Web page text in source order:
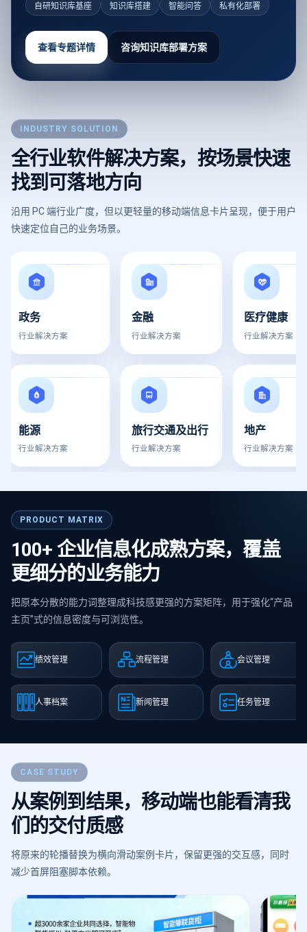
自研知识库基座 知识库搭建 智能问答 私有化部署
查看专题详情 咨询知识库部署方案
INDUSTRY SOLUTION
全行业软件解决方案，按场景快速
找到可落地方向
沿用 PC 端行业广度，但以更轻量的移动端信息卡片呈现，便于用户
快速定位自己的业务场景。
政务
行业解决方案
能源
行业解决方案
金融
行业解决方案
旅行交通及出行
行业解决方案
医疗健康
行业解决方案
地产
行业解决方案
PRODUCT MATRIX
100+ 企业信息化成熟方案，覆盖
更细分的业务能力
把原本分散的能力词整理成科技感更强的方案矩阵，用于强化“产品
主页”式的信息密度与可浏览性。
绩效管理
人事档案
流程管理
新闻管理
会议管理
任务管理
CASE STUDY
从案例到结果，移动端也能看清我
们的交付质感
将原来的轮播替换为横向滑动案例卡片，保留更强的交互感，同时
减少首屏阻塞脚本依赖。